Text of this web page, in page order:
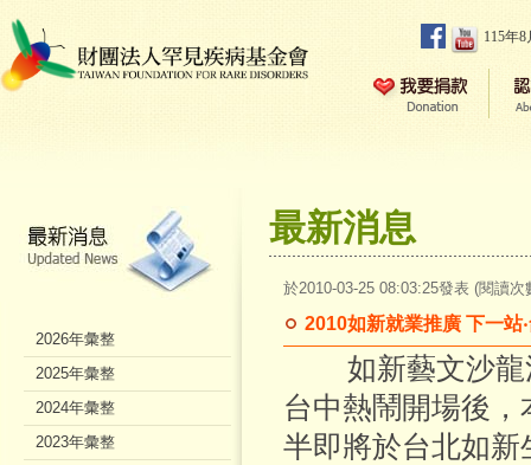
115年
最新消息
於2010-03-25 08:03:25發表 (閱讀次
2010如新就業推廣 下一站
如新藝文沙龍
台中熱鬧開場後
半即將於台北如
2026年彙整
2025年彙整
2024年彙整
2023年彙整